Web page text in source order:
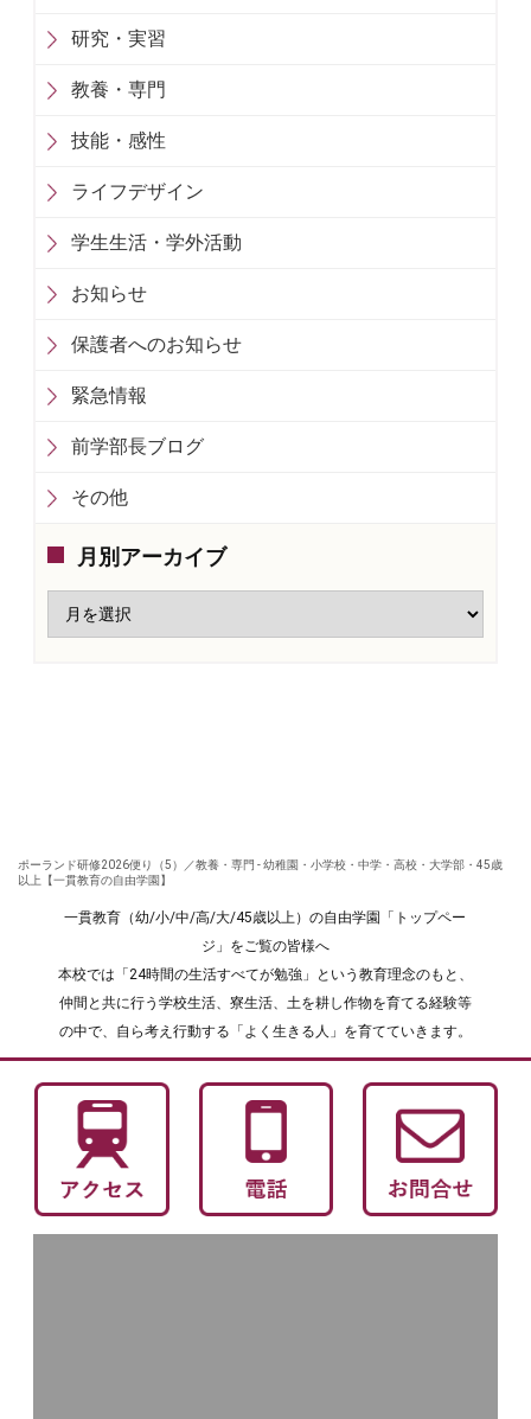
研究・実習
教養・専門
技能・感性
ライフデザイン
学生生活・学外活動
お知らせ
保護者へのお知らせ
緊急情報
前学部長ブログ
その他
月別アーカイブ
ポーランド研修2026便り（5）／教養・専門 - 幼稚園・小学校・中学・高校・大学部・45歳
以上【一貫教育の自由学園】
一貫教育（幼/小/中/高/大/45歳以上）の自由学園「トップペー
ジ」をご覧の皆様へ
本校では「24時間の生活すべてが勉強」という教育理念のもと、
仲間と共に行う学校生活、寮生活、土を耕し作物を育てる経験等
の中で、自ら考え行動する「よく生きる人」を育てていきます。